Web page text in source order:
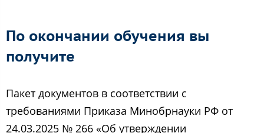
По окончании обучения вы
получите
Пакет документов в соответствии с
требованиями Приказа Минобрнауки РФ от
24.03.2025 № 266 «Об утверждении